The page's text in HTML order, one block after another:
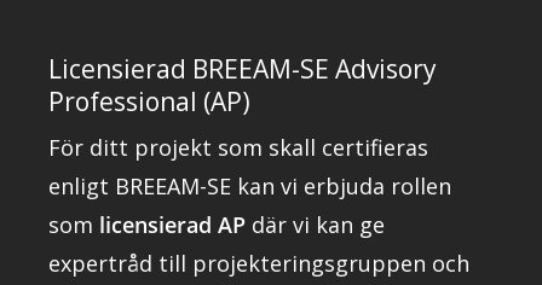
Licensierad BREEAM-SE Advisory
Professional (AP)
För ditt projekt som skall certifieras
enligt BREEAM-SE kan vi erbjuda rollen
som licensierad AP där vi kan ge
expertråd till projekteringsgruppen och